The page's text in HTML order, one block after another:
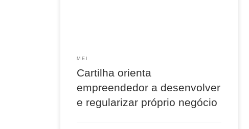
MEI
Cartilha orienta
empreendedor a desenvolver
e regularizar próprio negócio